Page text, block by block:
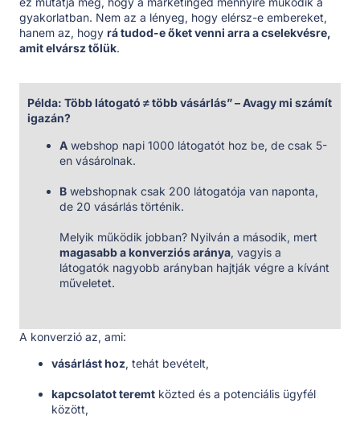
gyakorlatban. Nem az a lényeg, hogy elérsz-e embereket,
hanem az, hogy rá tudod-e őket venni arra a cselekvésre,
amit elvársz tőlük.
Példa: Több látogató ≠ több vásárlás” – Avagy mi számít
igazán?
A webshop napi 1000 látogatót hoz be, de csak 5-
en vásárolnak.
B webshopnak csak 200 látogatója van naponta,
de 20 vásárlás történik.
Melyik működik jobban? Nyilván a második, mert
magasabb a konverziós aránya, vagyis a
látogatók nagyobb arányban hajtják végre a kívánt
műveletet.
A konverzió az, ami:
vásárlást hoz, tehát bevételt,
kapcsolatot teremt közted és a potenciális ügyfél
között,